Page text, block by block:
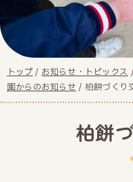
現
在
の
トップ / お知らせ・トピックス
園からのお知らせ /柏餅づくり
柏餅